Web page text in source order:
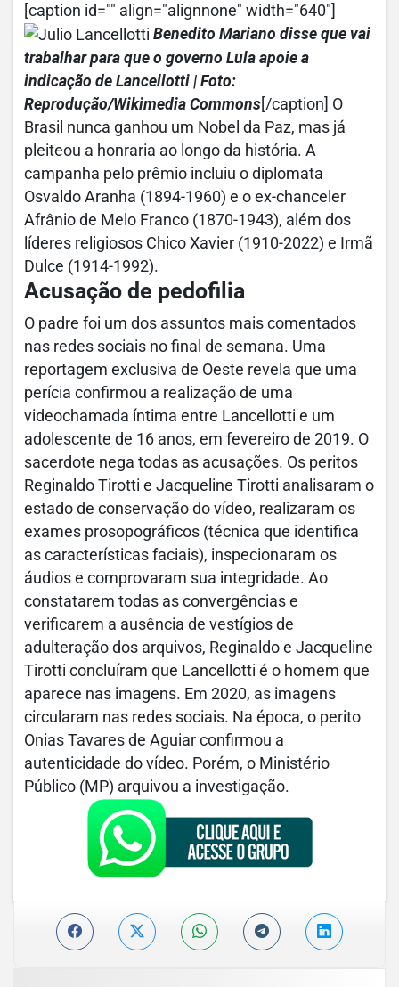
[caption id="" align="alignnone" width="640"]
Benedito Mariano disse que vai
trabalhar para que o governo Lula apoie a
indicação de Lancellotti | Foto:
Reprodução/Wikimedia Commons [/caption] O
Brasil nunca ganhou um Nobel da Paz, mas já
pleiteou a honraria ao longo da história. A
campanha pelo prêmio incluiu o diplomata
Osvaldo Aranha (1894-1960) e o ex-chanceler
Afrânio de Melo Franco (1870-1943), além dos
líderes religiosos Chico Xavier (1910-2022) e Irmã
Dulce (1914-1992).
Acusação de pedofilia
O padre foi um dos assuntos mais comentados
nas redes sociais no final de semana. Uma
reportagem exclusiva de Oeste revela que uma
perícia confirmou a realização de uma
videochamada íntima entre Lancellotti e um
adolescente de 16 anos, em fevereiro de 2019. O
sacerdote nega todas as acusações. Os peritos
Reginaldo Tirotti e Jacqueline Tirotti analisaram o
estado de conservação do vídeo, realizaram os
exames prosopográficos (técnica que identifica
as características faciais), inspecionaram os
áudios e comprovaram sua integridade. Ao
constatarem todas as convergências e
verificarem a ausência de vestígios de
adulteração dos arquivos, Reginaldo e Jacqueline
Tirotti concluíram que Lancellotti é o homem que
aparece nas imagens. Em 2020, as imagens
circularam nas redes sociais. Na época, o perito
Onias Tavares de Aguiar confirmou a
autenticidade do vídeo. Porém, o Ministério
Público (MP) arquivou a investigação.